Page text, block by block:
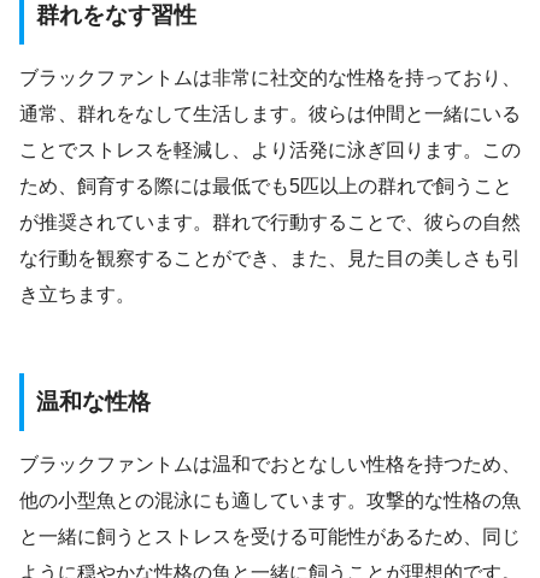
群れをなす習性
ブラックファントムは非常に社交的な性格を持っており、
通常、群れをなして生活します。彼らは仲間と一緒にいる
ことでストレスを軽減し、より活発に泳ぎ回ります。この
ため、飼育する際には最低でも5匹以上の群れで飼うこと
が推奨されています。群れで行動することで、彼らの自然
な行動を観察することができ、また、見た目の美しさも引
き立ちます。
温和な性格
ブラックファントムは温和でおとなしい性格を持つため、
他の小型魚との混泳にも適しています。攻撃的な性格の魚
と一緒に飼うとストレスを受ける可能性があるため、同じ
ように穏やかな性格の魚と一緒に飼うことが理想的です。